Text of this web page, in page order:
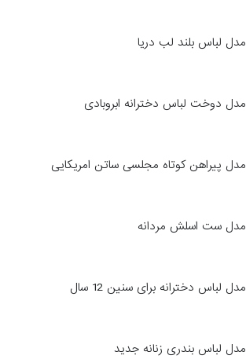
مدل لباس بلند لب دریا
مدل دوخت لباس دخترانه ابروبادی
مدل پیراهن کوتاه مجلسی ساتن امریکایی
مدل ست اسلش مردانه
مدل لباس دخترانه برای سنین 12 سال
مدل لباس بندری زنانه جدید